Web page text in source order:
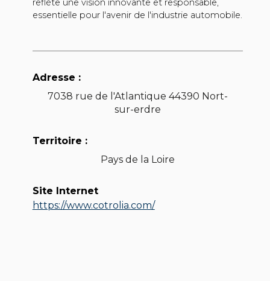
reflète une vision innovante et responsable,
essentielle pour l'avenir de l'industrie automobile.
Adresse :
7038 rue de l'Atlantique 44390 Nort-
sur-erdre
Territoire :
Pays de la Loire
Site Internet
https://www.cotrolia.com/